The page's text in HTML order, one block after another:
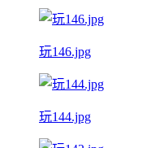
玩146.jpg
玩144.jpg